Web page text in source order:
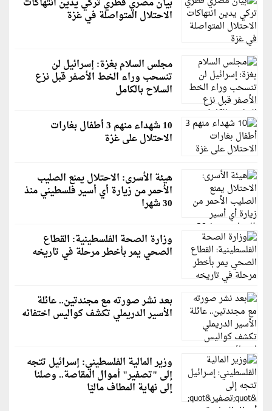
الاحتلال المتواصلة في غزة
مجلس السلام بغزة: إسرائيل لن
تنسحب وراء الخط الأصفر قبل نزع
السلاح بالكامل
10 شهداء منهم 3 أطفال بغارات
الاحتلال على غزة
هيئة الأسرى: الاحتلال يمنع الصليب
الأحمر من زيارة أي أسير فلسطيني منذ
30 شهرا
وزارة الصحة الفلسطينية: القطاع
الصحي يمر بأخطر مرحلة في تاريخه
بعد نشر صورته مع مجندتين.. عائلة
الأسير الدريملي تكشف كواليس اختفائه
وزير المالية الفلسطيني: إسرائيل تتجه
إلى "تصفير" أموال المقاصة.. وصلنا
إلى نهاية المطاف ماليًا